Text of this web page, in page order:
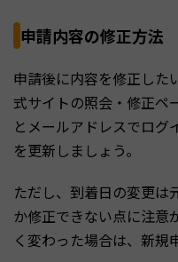
申請内容の修正方法
申請後に内容を修正した
式サイトの照会・修正ペ
とメールアドレスでログ
を更新しましょう。
ただし、到着日の変更は
か修正できない点に注意
く変わった場合は、新規